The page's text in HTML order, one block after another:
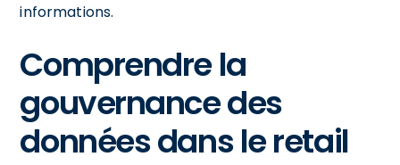
informations.
Comprendre la
gouvernance des
données dans le retail